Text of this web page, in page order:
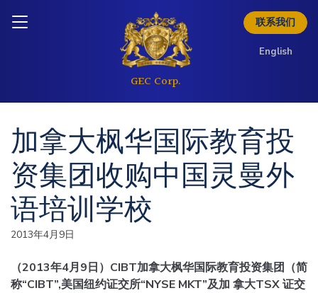
联系我们
English
加拿大枫华国际教育投
资集团收购中国灵曼外
语培训学校
2013年4月9日
（2013年4月9日）CIBT加拿大枫华国际教育投资集团（简
称“CIBT”,美国纽约证交所“NYSE MKT”及加 拿大TSX 证交
Inquire today